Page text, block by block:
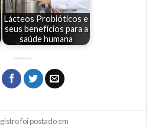
Lácteos Probióticos e
seus benefícios para a
saúde humana
foi postado em